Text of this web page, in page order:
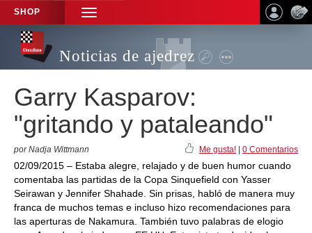
SHOP
TOGGLE
NAVIGATION
Noticias de ajedrez
Garry Kasparov:
"gritando y pataleando"
por Nadja Wittmann Me gusta! 0 Comentarios
02/09/2015 – Estaba alegre, relajado y de buen humor cuando
comentaba las partidas de la Copa Sinquefield con Yasser
Seirawan y Jennifer Shahade. Sin prisas, habló de manera muy
franca de muchos temas e incluso hizo recomendaciones para
las aperturas de Nakamura. También tuvo palabras de elogio